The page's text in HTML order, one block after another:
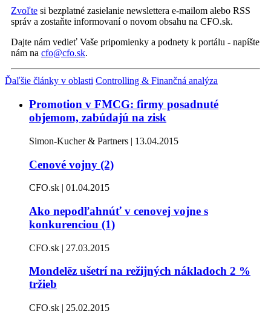
Zvoľte si bezplatné zasielanie newslettera e-mailom alebo RSS
správ a zostaňte informovaní o novom obsahu na CFO.sk.
Dajte nám vedieť Vaše pripomienky a podnety k portálu - napíšte
nám na cfo@cfo.sk.
Ďaľšie články v oblasti Controlling & Finančná analýza
Promotion v FMCG: firmy posadnuté
objemom, zabúdajú na zisk
Simon-Kucher & Partners | 13.04.2015
Cenové vojny (2)
CFO.sk | 01.04.2015
Ako nepodľahnúť v cenovej vojne s
konkurenciou (1)
CFO.sk | 27.03.2015
Mondelēz ušetrí na režijných nákladoch 2 %
tržieb
CFO.sk | 25.02.2015